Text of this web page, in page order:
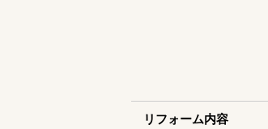
リフォーム内容